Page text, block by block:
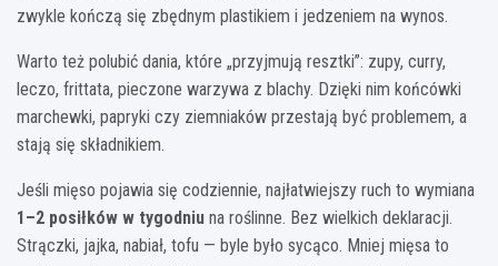
zwykle kończą się zbędnym plastikiem i jedzeniem na wynos.
Warto też polubić dania, które „przyjmują resztki”: zupy, curry,
leczo, frittata, pieczone warzywa z blachy. Dzięki nim końcówki
marchewki, papryki czy ziemniaków przestają być problemem, a
stają się składnikiem.
Jeśli mięso pojawia się codziennie, najłatwiejszy ruch to wymiana
1–2 posiłków w tygodniu na roślinne. Bez wielkich deklaracji.
Strączki, jajka, nabiał, tofu — byle było sycąco. Mniej mięsa to